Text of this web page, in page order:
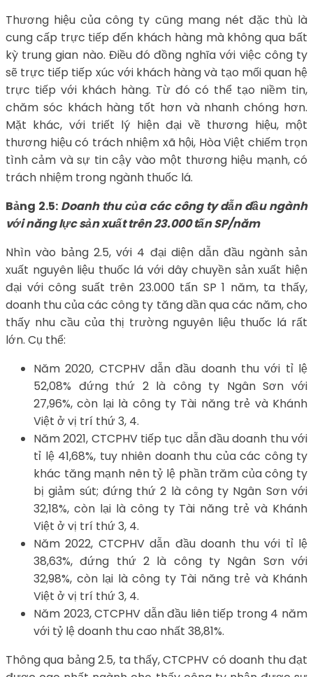
Thương hiệu của công ty cũng mang nét đặc thù là
cung cấp trực tiếp đến khách hàng mà không qua bất
kỳ trung gian nào. Điều đó đồng nghĩa với việc công ty
sẽ trực tiếp tiếp xúc với khách hàng và tạo mối quan hệ
trực tiếp với khách hàng. Từ đó có thể tạo niềm tin,
chăm sóc khách hàng tốt hơn và nhanh chóng hơn.
Mặt khác, với triết lý hiện đại về thương hiệu, một
thương hiệu có trách nhiệm xã hội, Hòa Việt chiếm trọn
tình cảm và sự tin cậy vào một thương hiệu mạnh, có
trách nhiệm trong ngành thuốc lá.
Bảng 2.5: Doanh thu của các công ty dẫn đầu ngành
với năng lực sản xuất trên 23.000 tấn SP/năm
Nhìn vào bảng 2.5, với 4 đại diện dẫn đầu ngành sản
xuất nguyên liệu thuốc lá với dây chuyền sản xuất hiện
đại với công suất trên 23.000 tấn SP 1 năm, ta thấy,
doanh thu của các công ty tăng dần qua các năm, cho
thấy nhu cầu của thị trường nguyên liệu thuốc lá rất
lớn. Cụ thể:
Năm 2020, CTCPHV dẫn đầu doanh thu với tỉ lệ
52,08% đứng thứ 2 là công ty Ngân Sơn với
27,96%, còn lại là công ty Tài năng trẻ và Khánh
Việt ở vị trí thứ 3, 4.
Năm 2021, CTCPHV tiếp tục dẫn đầu doanh thu với
tỉ lệ 41,68%, tuy nhiên doanh thu của các công ty
khác tăng mạnh nên tỷ lệ phần trăm của công ty
bị giảm sút; đứng thứ 2 là công ty Ngân Sơn với
32,18%, còn lại là công ty Tài năng trẻ và Khánh
Việt ở vị trí thứ 3, 4.
Năm 2022, CTCPHV dẫn đầu doanh thu với tỉ lệ
38,63%, đứng thứ 2 là công ty Ngân Sơn với
32,98%, còn lại là công ty Tài năng trẻ và Khánh
Việt ở vị trí thứ 3, 4.
Năm 2023, CTCPHV dẫn đầu liên tiếp trong 4 năm
với tỷ lệ doanh thu cao nhất 38,81%.
Thông qua bảng 2.5, ta thấy, CTCPHV có doanh thu đạt